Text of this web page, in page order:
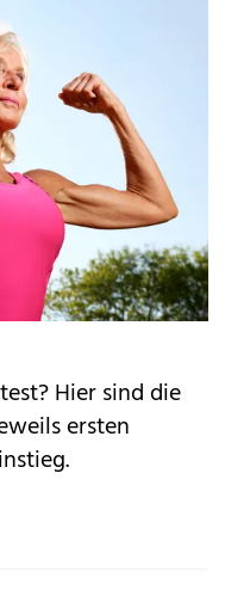
Hier sind die
ersten